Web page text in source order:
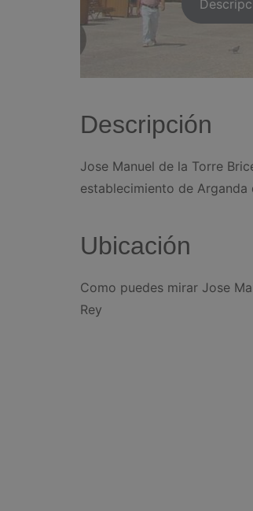
Descripción
Jose Manuel de la Torre
establecimiento de
Ubicación
Como puedes mirar Jose
Rey